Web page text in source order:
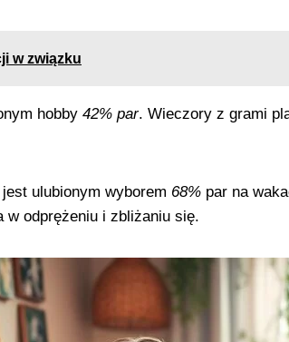
w związku
hobby 42% par. Wieczory z grami
ulubionym wyborem 68% par na
w odprężeniu i zbliżaniu się.